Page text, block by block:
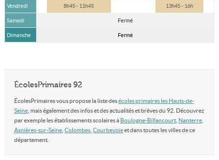
Vendredi 8h45 - 11h45 13h45 - 16h
Samedi Fermé
Dimanche Fermé
ÉcolesPrimaires 92
ÉcolesPrimaires vous propose la liste desécoles primaires les Hauts-de-
Seine, mais également des infos et des actualités et brèves du 92. Découvrez
par exemple les établissements scolaires à Boulogne-Billancourt, Nanterre,
Asnières-sur-Seine, Colombes, Courbevoieet dans toutes les villes de ce
département.